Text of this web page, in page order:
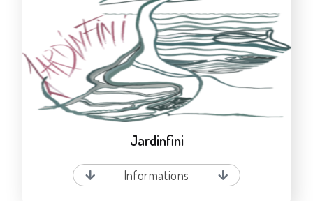
Jardinfini
Informations